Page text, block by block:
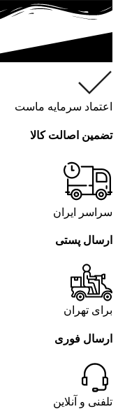
اعتماد سرمایه ماست
تضمین اصالت کالا
سراسر ایران
ارسال پستی
برای تهران
ارسال فوری
تلفنی و آنلاین